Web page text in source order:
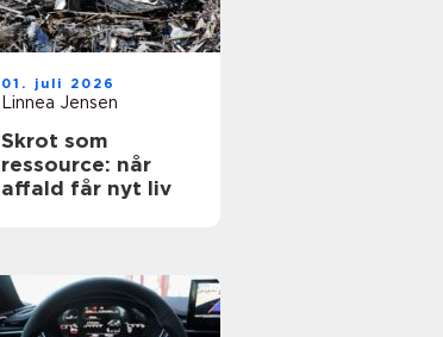
01. juli 2026
Linnea Jensen
Skrot som
ressource: når
affald får nyt liv